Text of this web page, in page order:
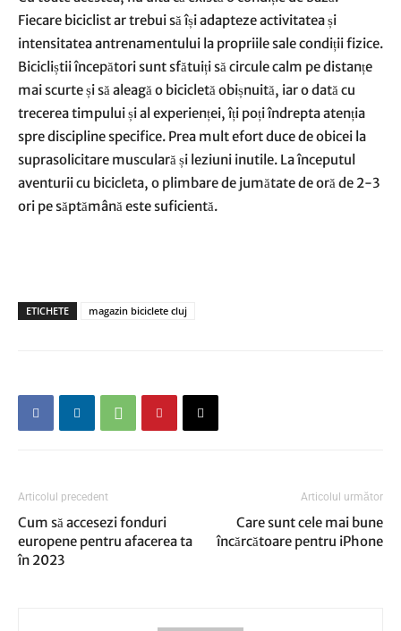
Fiecare biciclist ar trebui să își adapteze activitatea și
intensitatea antrenamentului la propriile sale condiții fizice.
Bicicliștii începători sunt sfătuiți să circule calm pe distanțe
mai scurte și să aleagă o bicicletă obișnuită, iar o dată cu
trecerea timpului și al experienței, îți poți îndrepta atenția
spre discipline specifice. Prea mult efort duce de obicei la
suprasolicitare musculară și leziuni inutile. La începutul
aventurii cu bicicleta, o plimbare de jumătate de oră de 2-3
ori pe săptămână este suficientă.
ETICHETE magazin biciclete cluj
Articolul precedent
Cum să accesezi fonduri
europene pentru afacerea ta
în 2023
Articolul următor
Care sunt cele mai bune
încărcătoare pentru iPhone